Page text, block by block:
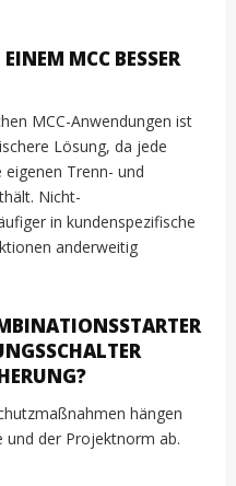
MCC BESSER
MCC-Anwendungen ist
Lösung, da jede
eigenen Trenn- und
Nicht-
in kundenspezifische
anderweitig
hängen
und der Projektnorm ab.